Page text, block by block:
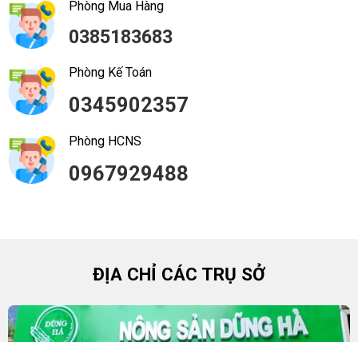
Phòng Mua Hàng
0385183683
Phòng Kế Toán
0345902357
Phòng HCNS
0967929488
ĐỊA CHỈ CÁC TRỤ SỞ